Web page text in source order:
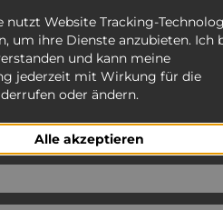
nutzt Website Tracking-
um ihre Dienste anzubieten. Ich
und kann meine
jederzeit mit Wirkung für die
oder ändern.
Alle akzeptieren